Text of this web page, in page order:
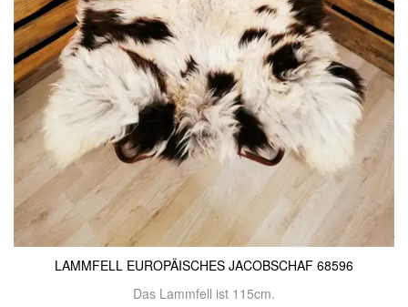
LAMMFELL EUROPÄISCHES JACOBSCHAF 68596
Das Lammfell ist 115cm.